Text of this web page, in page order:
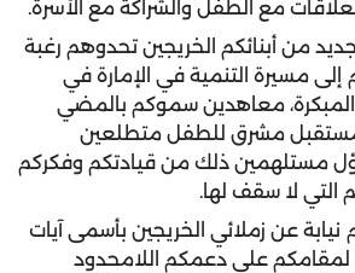
العلاقات مع الطفل والشراكة مع الأسرة.
من أبنائكم الخريجين تحدوهم رغبة
إلى مسيرة التنمية في الإمارة في
معاهدين سموكم بالمضي
مستقبل مشرق للطفل متطلعين
مستلهمين ذلك من قيادتكم وفكركم
التي لا سقف لها.
نيابة عن زملائي الخريجين بأسمى آيات
لمقامكم على دعمكم اللامحدود